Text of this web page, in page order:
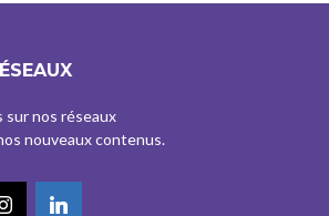
sur nos réseaux
nouveaux contenus.